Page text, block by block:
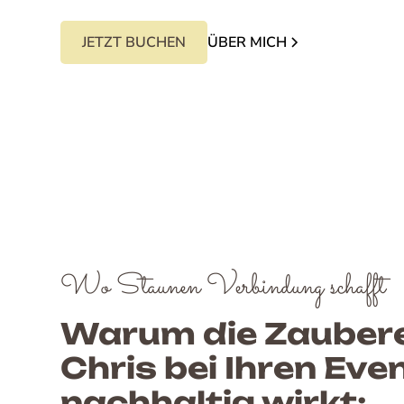
JETZT BUCHEN ÜBER MICH
Wo Staunen Verbindung schafft
Warum die
Chris bei Ihren